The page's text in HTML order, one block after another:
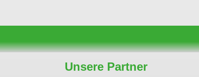
Unsere Partner